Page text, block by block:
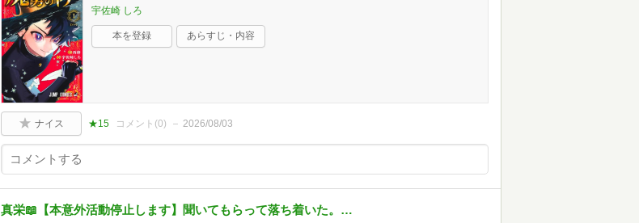
宇佐崎 しろ
本を登録 あらすじ・内容
ナイス ★15 コメント(0) 2026/08/03
真栄📖【本意外活動停止します】聞いてもらって落ち着いた。…